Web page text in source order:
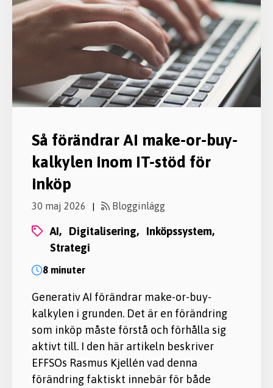
Så förändrar AI make-or-buy-
kalkylen inom IT-stöd för
inköp
30 maj 2026 | Blogginlägg
AI, digitalisering,
inköpssystem,
strategi
8 minuter
Generativ AI förändrar make-or-buy-
kalkylen i grunden. Det är en förändring
som inköp måste förstå och förhålla sig
aktivt till. I den här artikeln beskriver
EFFSOs Rasmus Kjellén vad denna
förändring faktiskt innebär för både